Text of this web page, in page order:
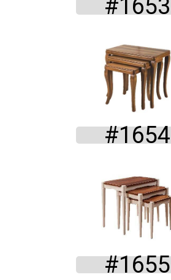
#1653
#1654
#1655